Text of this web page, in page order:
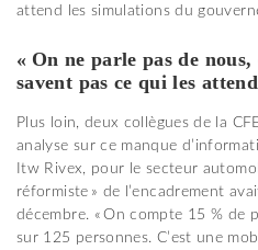
attend les simulations du
« On ne parle pas de
savent pas ce qui les
Plus loin, deux collègues de la
analyse sur ce manque
Itw Rivex, pour le secteur
réformiste » de l’encadrement
décembre. « On compte 15 % de
sur 125 personnes. C’est une